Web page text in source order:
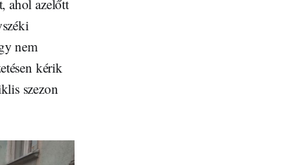
ahol azelőtt
nem
kérik
szezon